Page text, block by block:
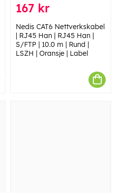
167 kr
Nedis CAT6 Nettverkskabel
| RJ45 Han | RJ45 Han |
S/FTP | 10.0 m | Rund |
LSZH | Oransje | Label